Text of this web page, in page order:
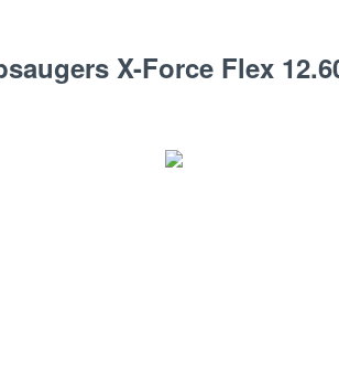
X-Force Flex